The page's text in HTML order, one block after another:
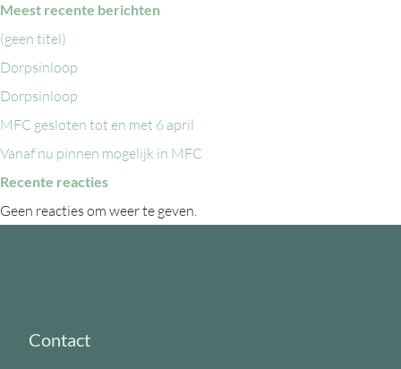
Meest recente berichten
(geen titel)
Dorpsinloop
Dorpsinloop
MFC gesloten tot en met 6 april
Vanaf nu pinnen mogelijk in MFC
Recente reacties
Geen reacties om weer te geven.
Contact